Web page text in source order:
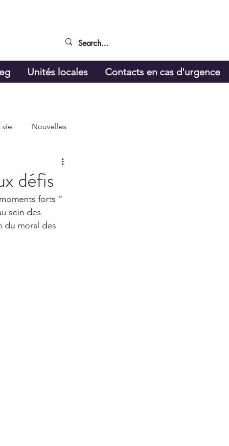
Unités locales Contacts en cas d'urgence
vie Nouvelles
défis
forts “
sein des
du moral des